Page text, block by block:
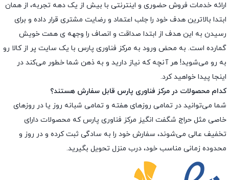
ارائه خدمات فروش حضوری و اینترنتی با بیش از یک دهه تجربه، از همان
ابتدا بالاترین هدف خود را جلب اعتماد و رضایت مشتری قرار داده و براى
رسیدن به این هدف از ابتدا صداقت و انصاف را وجهه ى همت خویش
گمارده است. به محض ورود به مرکز فناوری پارس با یک سایت پر از کالا رو
به رو می‌شوید! هر آنچه که نیاز دارید و به ذهن شما خطور می‌کند در
اینجا پیدا خواهید کرد.
کدام محصولات در مرکز فناوری پارس قابل سفارش هستند؟
شما می‌توانید در تمامی روزهای هفته و تمامی شبانه روز یا در روزهای
خاصی مثل حراج شگفت انگیز مرکز فناوری پارس که محصولات دارای
تخفیف عالی می‌شوند، سفارش خود را به سادگی ثبت کرده و در روز و
محدوده زمانی مناسب خود، درب منزل تحویل بگیرید.